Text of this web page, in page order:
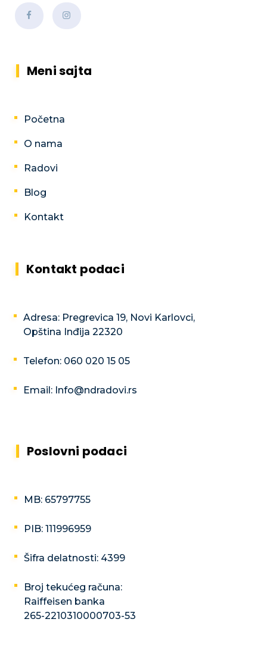
Meni sajta
Početna
O nama
Radovi
Blog
Kontakt
Kontakt podaci
Adresa: Pregrevica 19, Novi Karlovci,
Opština Inđija 22320
Telefon: 060 020 15 05
Email: Info@ndradovi.rs
Poslovni podaci
MB: 65797755
PIB: 111996959
Šifra delatnosti: 4399
Broj tekućeg računa:
Raiffeisen banka
265-2210310000703-53